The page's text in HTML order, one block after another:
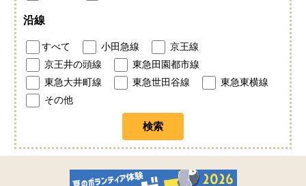
沿線
すべて 小田急線
京王線
京王井の頭線
東急田園都市線
東急大井町線
東急世田谷線
東急東横線
その他